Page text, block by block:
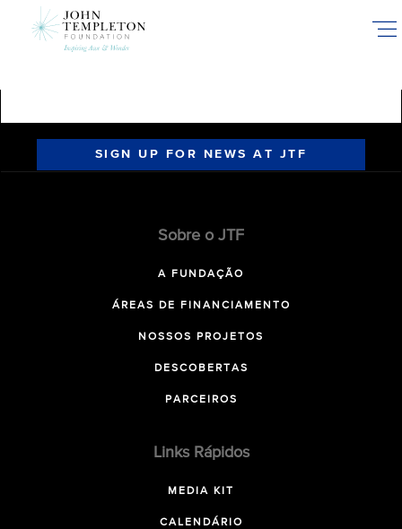
SIGN UP FOR NEWS AT JTF
Sobre o JTF
A FUNDAÇÃO
ÁREAS DE FINANCIAMENTO
NOSSOS PROJETOS
DESCOBERTAS
PARCEIROS
Links Rápidos
MEDIA KIT
CALENDÁRIO